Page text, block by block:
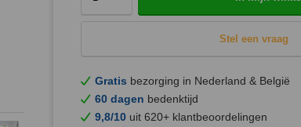
Stel een vraag
Gratis bezorging in Nederland & België
60 dagen bedenktijd
9,8/10 uit 620+ klantbeoordelingen